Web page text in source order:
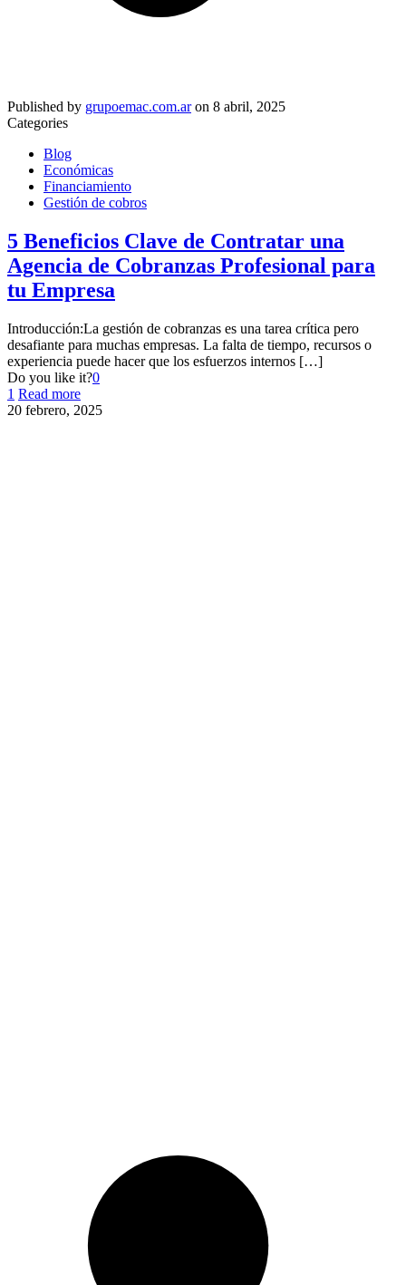
Published by grupoemac.com.ar on 8 abril, 2025
Categories
Blog
Económicas
Financiamiento
Gestión de cobros
5 Beneficios Clave de Contratar una
Agencia de Cobranzas Profesional para
tu Empresa
Introducción:La gestión de cobranzas es una tarea crítica pero
desafiante para muchas empresas. La falta de tiempo, recursos o
experiencia puede hacer que los esfuerzos internos […]
Do you like it?0
1 Read more
20 febrero, 2025